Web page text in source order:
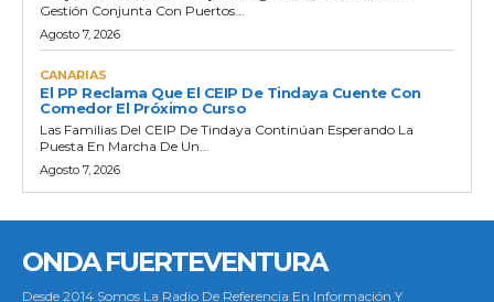
Gestión Conjunta Con Puertos...
Agosto 7, 2026
CANARIAS
El PP Reclama Que El CEIP De Tindaya Cuente Con
Comedor El Próximo Curso
Las Familias Del CEIP De Tindaya Continúan Esperando La
Puesta En Marcha De Un...
Agosto 7, 2026
ONDA FUERTEVENTURA
Desde 2014 Somos La Radio De Referencia En Información Y